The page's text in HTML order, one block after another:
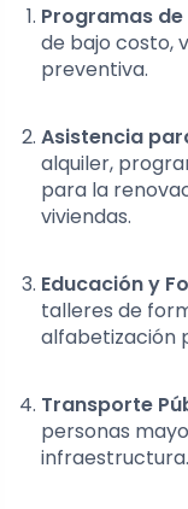
Programas de
de bajo costo,
preventiva.
Asistencia
alquiler,
para la
viviendas.
Educación y
talleres de
alfabetización
Transporte
personas
infraestructura.